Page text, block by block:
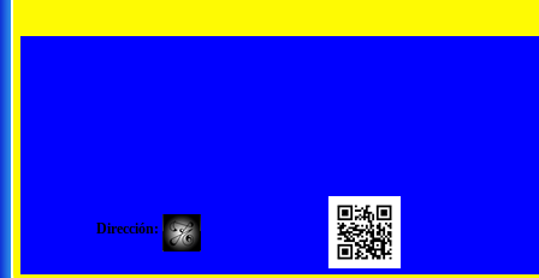
Dirección: